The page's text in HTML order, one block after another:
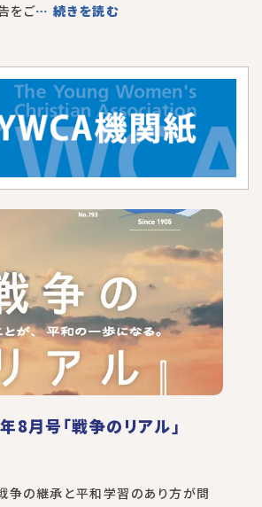
をご… 続きを読む
月号「戦争のリアル」
争の継承と平和学習のあり方が問